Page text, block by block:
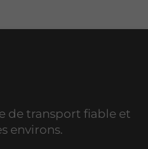
de transport fiable et
environs.